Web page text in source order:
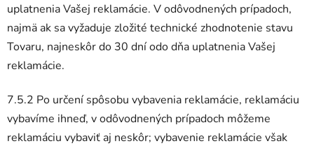
uplatnenia Vašej reklamácie. V odôvodnených prípadoch,
najmä ak sa vyžaduje zložité technické zhodnotenie stavu
Tovaru, najneskôr do 30 dní odo dňa uplatnenia Vašej
reklamácie.
7.5.2 Po určení spôsobu vybavenia reklamácie, reklamáciu
vybavíme ihneď, v odôvodnených prípadoch môžeme
reklamáciu vybaviť aj neskôr; vybavenie reklamácie však